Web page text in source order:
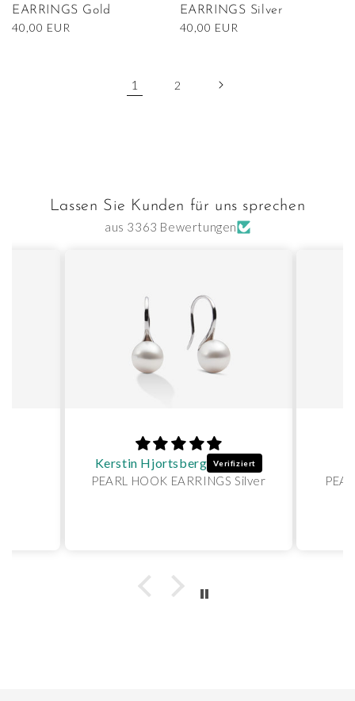
EARRINGS Gold
Normaler
40,00 EUR
EARRINGS Silver
Normaler
40,00 EUR
1 2
Lassen Sie Kunden für uns sprechen
aus 3363 Bewertungen
Kerstin Hjortsberg
PEARL HOOK EARRINGS Silver